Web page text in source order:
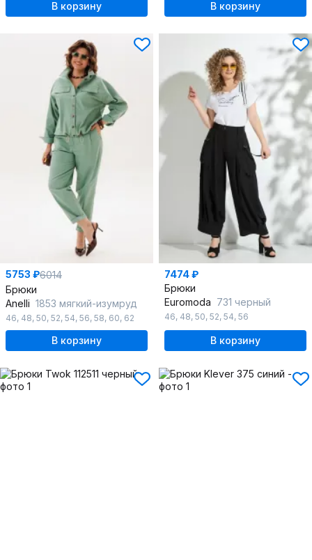
В корзину В корзину
5753 ₽6014
Брюки
Anelli 1853 мягкий-изумруд
46, 48, 50, 52, 54, 56, 58, 60, 62
В корзину
7474 ₽
Брюки
Euromoda 731 черный
46, 48, 50, 52, 54, 56
В корзину